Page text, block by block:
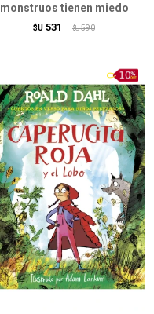
monstruos tienen miedo
$U 531 $U 590